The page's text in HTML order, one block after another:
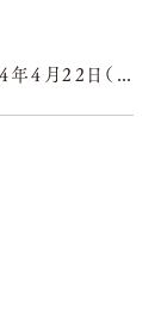
新商品のご紹介です。飯沼本家は、2024年4月22日（月）より「甲子純米大吟醸夏涼」を順次出荷しております。兵庫県産山田錦を自家製米にて50%まで磨きました。ほのかに甘いフルーティーな吟醸香、口当